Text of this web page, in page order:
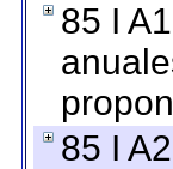
85 I
85 I